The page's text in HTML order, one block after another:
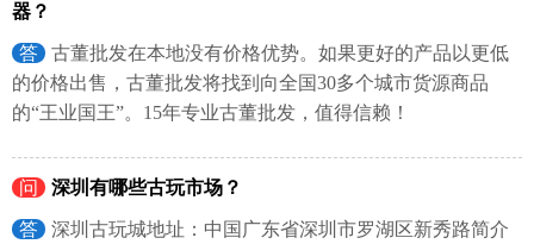
器？
答
古董批发在本地没有价格优势。如果更好的产品以更低
的价格出售，古董批发将找到向全国30多个城市货源商品
的“王业国王”。15年专业古董批发，值得信赖！
问 深圳有哪些古玩市场？
答
深圳古玩城地址：中国广东省深圳市罗湖区新秀路简介